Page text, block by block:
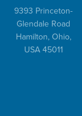
9393 Princeton-
Glendale Road
Hamilton, Ohio,
USA 45011